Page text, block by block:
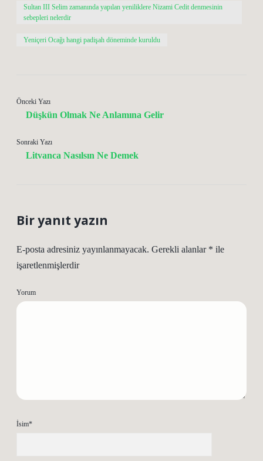
Sultan III Selim zamanında yapılan yeniliklere Nizami Cedit denmesinin
sebepleri nelerdir
Yeniçeri Ocağı hangi padişah döneminde kuruldu
Önceki Yazı
Düşkün Olmak Ne Anlamına Gelir
Sonraki Yazı
Litvanca Nasılsın Ne Demek
Bir yanıt yazın
E-posta adresiniz yayınlanmayacak. Gerekli alanlar * ile
işaretlenmişlerdir
Yorum
İsim*